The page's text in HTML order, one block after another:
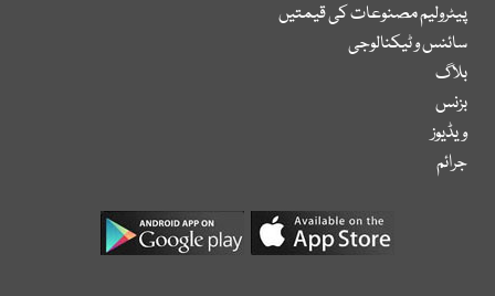
پیٹرولیم مصنوعات کی قیمتیں
سائنس و ٹیکنالوجی
بلاگ
بزنس
ویڈیوز
جرائم